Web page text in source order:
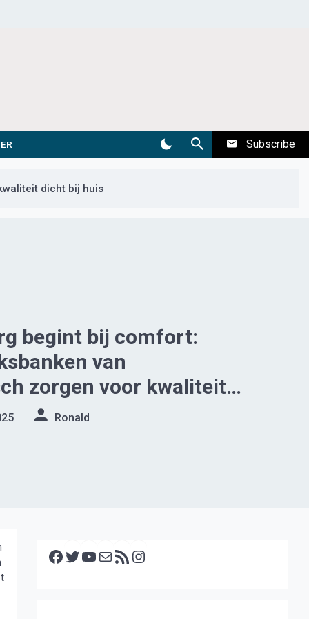
Subscribe
dicht bij huis
begint bij comfort:
van
zorgen voor kwaliteit
Ronald
Facebook Twitter YouTube E-mail RSS feed